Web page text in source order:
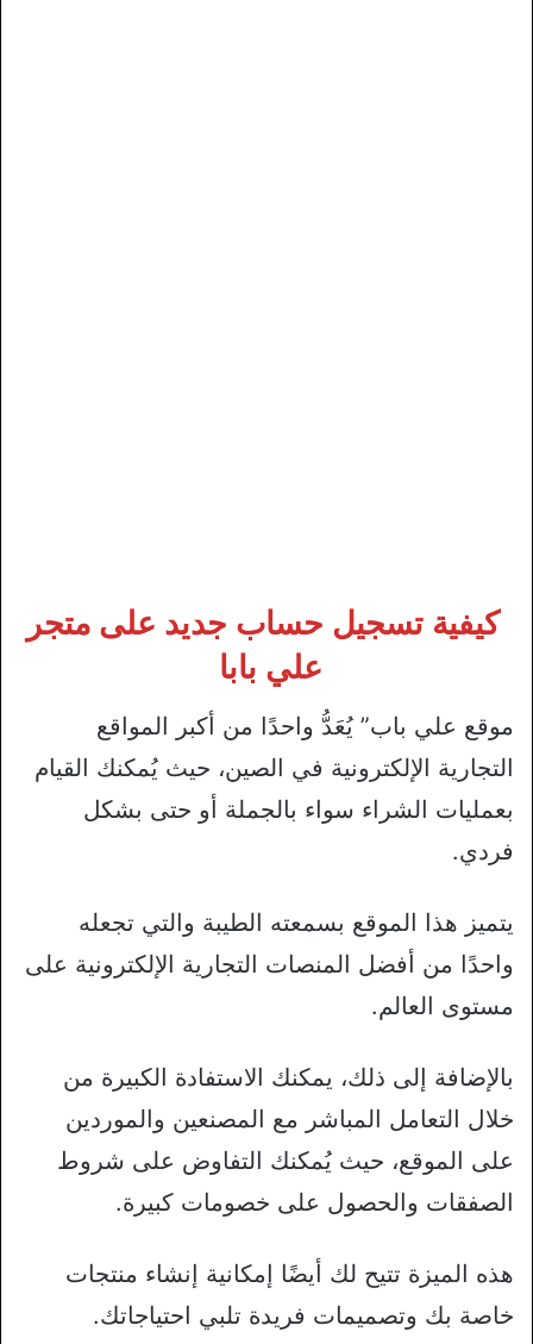
كيفية تسجيل حساب جديد على متجر
علي بابا
موقع علي باب” يُعَدُّ واحدًا من أكبر المواقع
التجارية الإلكترونية في الصين، حيث يُمكنك القيام
بعمليات الشراء سواء بالجملة أو حتى بشكل
فردي.
يتميز هذا الموقع بسمعته الطيبة والتي تجعله
واحدًا من أفضل المنصات التجارية الإلكترونية على
مستوى العالم.
بالإضافة إلى ذلك، يمكنك الاستفادة الكبيرة من
خلال التعامل المباشر مع المصنعين والموردين
على الموقع، حيث يُمكنك التفاوض على شروط
الصفقات والحصول على خصومات كبيرة.
هذه الميزة تتيح لك أيضًا إمكانية إنشاء منتجات
خاصة بك وتصميمات فريدة تلبي احتياجاتك.